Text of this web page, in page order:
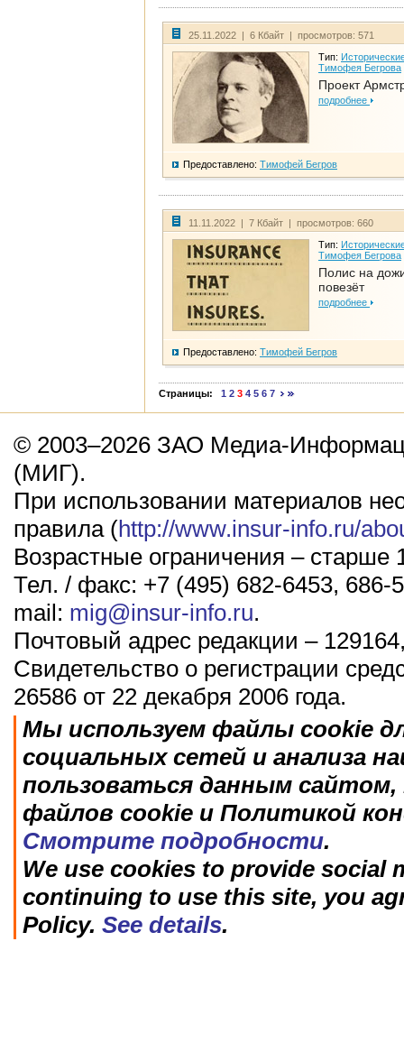
25.11.2022 | 6 Кбайт | просмотров: 571
Тип:
Тимофея Бегрова
Проект
подробнее
Предоставлено: Тимофей Бегров
11.11.2022 | 7 Кбайт | просмотров: 660
Тип:
Тимофея Бегрова
Полис на
повезёт
подробнее
Предоставлено: Тимофей Бегров
Страницы: 1 2 3 4 5 6 7
© 2003–2026 ЗАО Медиа-
(МИГ).
При использовании материалов
правила (http://www.insur-info.ru/
Возрастные ограничения – старше
Тел. / факс: +7 (495) 682-6453, 686-
mail: mig@insur-info.ru.
Почтовый адрес редакции –
Свидетельство о регистрации
26586 от 22 декабря 2006 года.
Мы используем файлы cookie
социальных сетей и анализа
пользоваться данным
файлов cookie и Политикой
Смотрите подробности.
We use cookies to provide social
continuing to use this site, you
Policy. See details.